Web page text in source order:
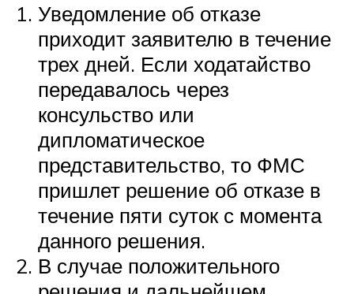
Уведомление об отказе
приходит заявителю в течение
трех дней. Если ходатайство
передавалось через
консульство или
дипломатическое
представительство, то ФМС
пришлет решение об отказе в
течение пяти суток с момента
данного решения.
В случае положительного